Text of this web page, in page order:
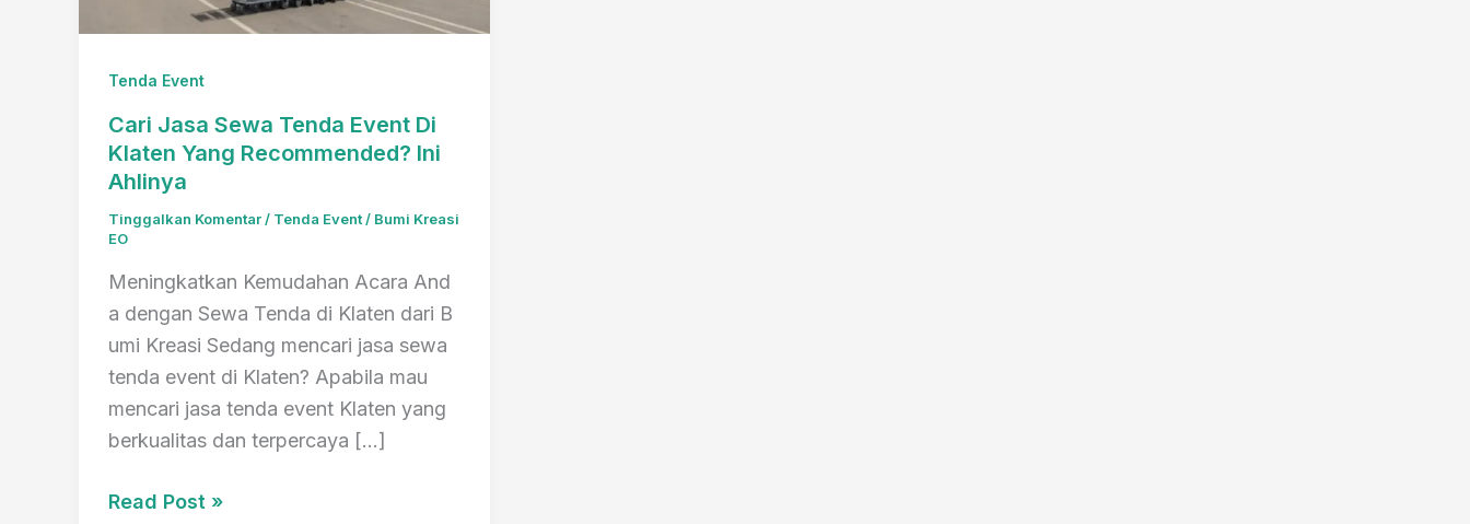
Tenda Event
Cari Jasa Sewa Tenda Event Di
Klaten Yang Recommended? Ini
Ahlinya
Tinggalkan Komentar / Tenda Event / Bumi Kreasi
EO
Meningkatkan Kemudahan Acara And
a dengan Sewa Tenda di Klaten dari B
umi Kreasi Sedang mencari jasa sewa
tenda event di Klaten? Apabila mau
mencari jasa tenda event Klaten yang
berkualitas dan terpercaya […]
Cari
Read Post »